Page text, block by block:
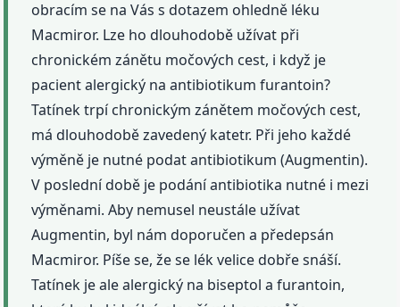
obracím se na Vás s dotazem ohledně léku
Macmiror. Lze ho dlouhodobě užívat při
chronickém zánětu močových cest, i když je
pacient alergický na antibiotikum furantoin?
Tatínek trpí chronickým zánětem močových cest,
má dlouhodobě zavedený katetr. Při jeho každé
výměně je nutné podat antibiotikum (Augmentin).
V poslední době je podání antibiotika nutné i mezi
výměnami. Aby nemusel neustále užívat
Augmentin, byl nám doporučen a předepsán
Macmiror. Píše se, že se lék velice dobře snáší.
Tatínek je ale alergický na biseptol a furantoin,